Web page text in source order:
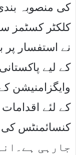
کی منصوبہ
کلکٹر کسٹمز
نے استفسار پر
کے لیے
وایگزامنیشن
کے لئے
جارہی